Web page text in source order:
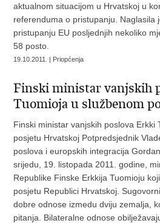
aktualnom situacijom u Hrvatskoj u
referenduma o pristupanju. Naglasila
pristupanju EU posljednjih nekoliko
58 posto.
19.10.2011. | Priopćenja
Finski ministar vanjskih
Tuomioja u službenom
Finski ministar vanjskih poslova Erkki
posjetu Hrvatskoj Potpredsjednik
poslova i europskih integracija
srijedu, 19. listopada 2011. godine,
Republike Finske Erkkija Tuomioju
posjetu Republici Hrvatskoj.
dobre odnose izmedu dviju zemalja,
pitanja. Bilateralne odnose